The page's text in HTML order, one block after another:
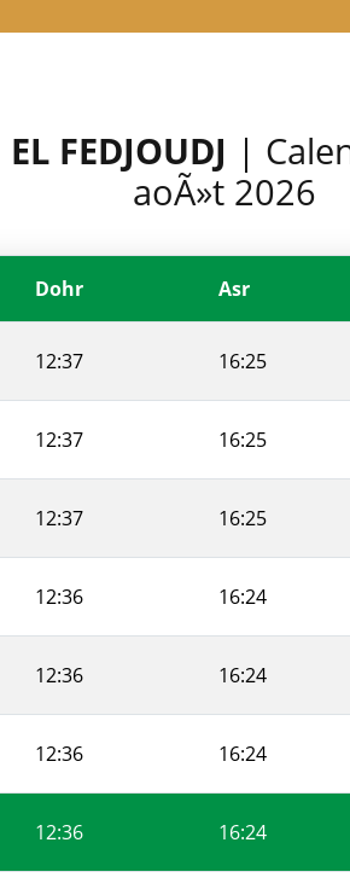
EL FEDJOUDJ |
aoÃ»t 2026
Dohr Asr
12:37 16:25
12:37 16:25
12:37 16:25
12:36 16:24
12:36 16:24
12:36 16:24
12:36 16:24